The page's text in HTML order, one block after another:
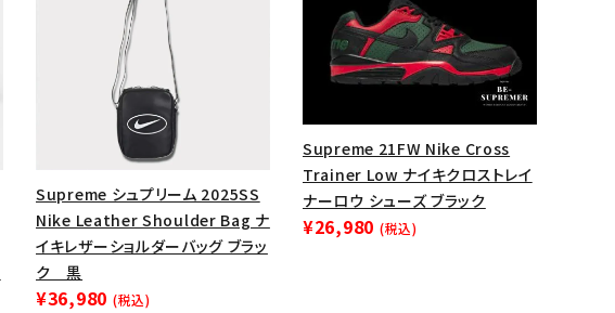
Supreme シュプリーム 2025SS
Nike Leather Shoulder Bag ナ
イキレザーショルダーバッグ ブラッ
ク 黒
¥36,980 (税込)
Supreme 21FW Nike Cross
Trainer Low ナイキクロストレイ
ナーロウ シューズ ブラック
¥26,980 (税込)